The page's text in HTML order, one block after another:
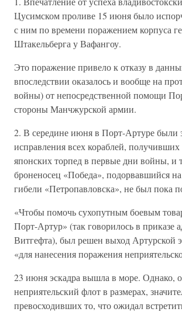
Цусимском проливе 15 июня было
с ним по времени поражением корпуса
Штакельберга у Вафангоу.
Это поражение привело к отказу в
впоследствии оказалось и вообще на
войны) от непосредственной помощи
стороны Манчжурской армии.
2. В середине июня в Порт-Артуре были
исправления всех кораблей,
японских торпед в первые дни войны, и
броненосец «Победа», подорвавшийся
гибели «Петропавловска», не был пока
«Чтобы помочь сухопутным боевым
Порт-Артур» (так говорилось в приказе
Витгефта), был решен выход Артурской
«для нанесения поражения
23 июня эскадра вышла в море. Однако,
неприятельский флот в размерах,
превосходивших то, что ожидал